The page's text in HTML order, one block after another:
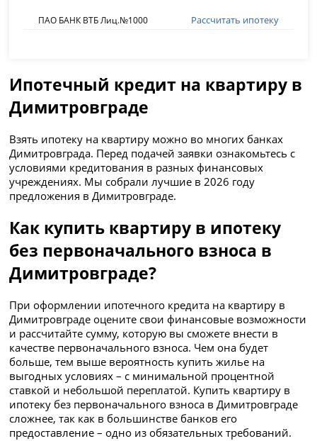
ПАО БАНК ВТБ Лиц.№1000 Рассчитать ипотеку
Ипотечный кредит на квартиру в
Димитровграде
Взять ипотеку на квартиру можно во многих банках
Димитровграда. Перед подачей заявки ознакомьтесь с
условиями кредитования в разных финансовых
учреждениях. Мы собрали лучшие в 2026 году
предложения в Димитровграде.
Как купить квартиру в ипотеку
без первоначального взноса в
Димитровграде?
При оформлении ипотечного кредита на квартиру в
Димитровграде оцените свои финансовые возможности
и рассчитайте сумму, которую вы сможете внести в
качестве первоначального взноса. Чем она будет
больше, тем выше вероятность купить жилье на
выгодных условиях – с минимальной процентной
ставкой и небольшой переплатой. Купить квартиру в
ипотеку без первоначального взноса в Димитровграде
сложнее, так как в большинстве банков его
предоставление – одно из обязательных требований.